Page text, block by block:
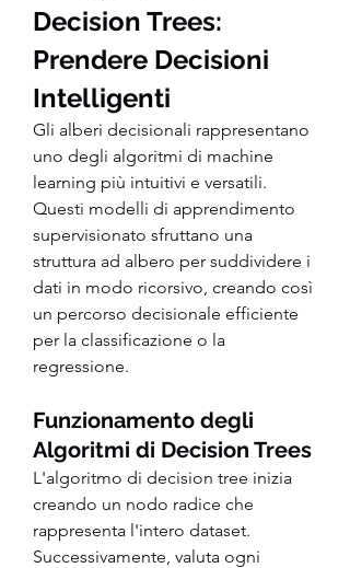
Decision Trees:
Prendere Decisioni
Intelligenti
Gli alberi decisionali rappresentano
uno degli algoritmi di machine
learning più intuitivi e versatili.
Questi modelli di apprendimento
supervisionato sfruttano una
struttura ad albero per suddividere i
dati in modo ricorsivo, creando così
un percorso decisionale efficiente
per la classificazione o la
regressione.
Funzionamento degli
Algoritmi di Decision Trees
L'algoritmo di decision tree inizia
creando un nodo radice che
rappresenta l'intero dataset.
Successivamente, valuta ogni